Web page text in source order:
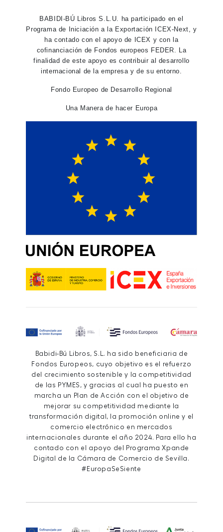
BABIDI-BÚ Libros S.L.U. ha participado en el
Programa de Iniciación a la Exportación ICEX-Next, y
ha contado con el apoyo de ICEX y con la
cofinanciación de Fondos europeos FEDER. La
finalidad de este apoyo es contribuir al desarrollo
internacional de la empresa y de su entorno.
Fondo Europeo de Desarrollo Regional
Una Manera de hacer Europa
Babidi-Bú Libros, S.L. ha sido beneficiaria de
Fondos Europeos, cuyo objetivo es el refuerzo
del crecimiento sostenible y la competitividad
de las PYMES, y gracias al cual ha puesto en
marcha un Plan de Acción con el objetivo de
mejorar su competitividad mediante la
transformación digital, la promoción online y el
comercio electrónico en mercados
internacionales durante el año 2024. Para ello ha
contado con el apoyo del Programa Xpande
Digital de la Cámara de Comercio de Sevilla.
#EuropaSeSiente